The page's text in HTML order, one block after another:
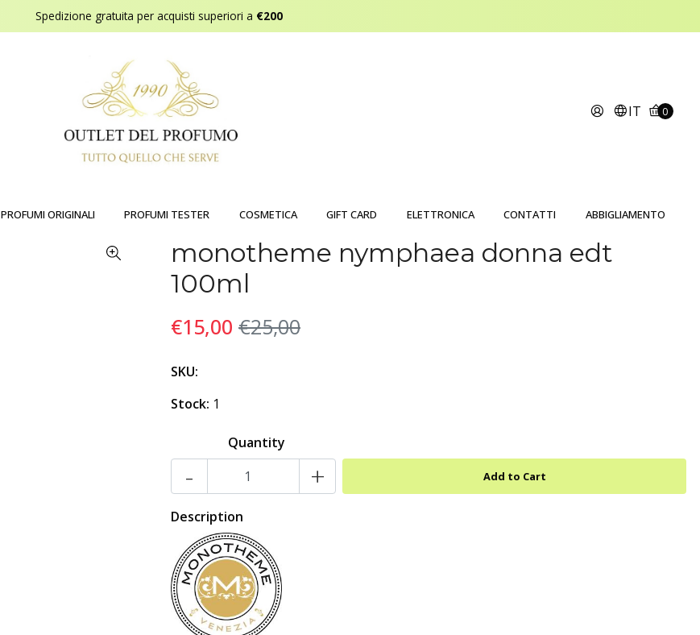
Spedizione gratuita per acquisti superiori a €200
IT 0
PROFUMI ORIGINALI PROFUMI TESTER COSMETICA GIFT CARD ELETTRONICA CONTATTI ABBIGLIAMENTO
monotheme nymphaea donna edt
100ml
€15,00 €25,00
SKU:
Stock: 1
Quantity
- +
Description